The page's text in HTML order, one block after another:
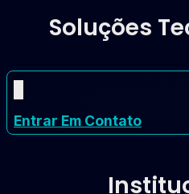
Soluções
Entrar Em Contato